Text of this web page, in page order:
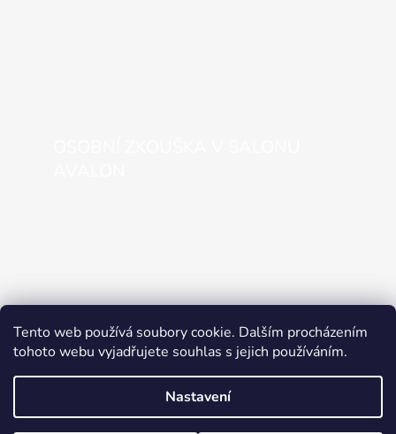
Tento web používá soubory cookie. Dalším procházením
tohoto webu vyjadřujete souhlas s jejich používáním.
Nastavení